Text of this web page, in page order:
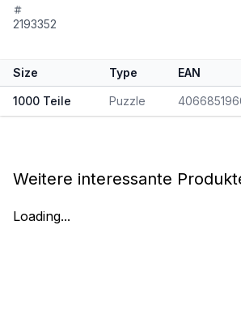
2193352
Size Type EAN
1000 Teile Puzzle
Weitere interessante
Loading...